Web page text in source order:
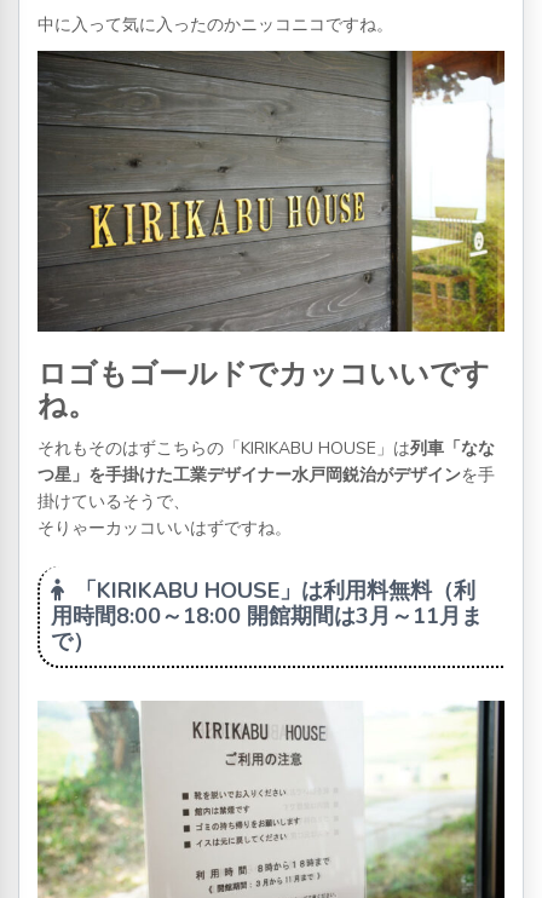
中に入って気に入ったのかニッコニコですね。
ロゴもゴールドでカッコいいです
ね。
それもそのはずこちらの「KIRIKABU HOUSE」は列車「なな
つ星」を手掛けた工業デザイナー水戸岡鋭治がデザインを手
掛けているそうで、
そりゃーカッコいいはずですね。
「KIRIKABU HOUSE」は利用料無料（利
用時間8:00～18:00 開館期間は3月～11月ま
で）